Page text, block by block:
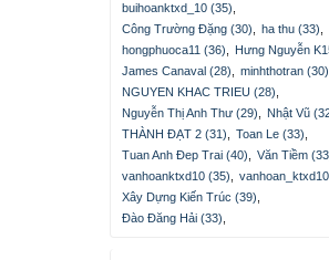
buihoanktxd_10 (35)
Công Trường Đặng (30)
ha thu (33)
hongphuoca11 (36)
Hưng Nguyễn
James Canaval (28)
minhthotran (30)
NGUYEN KHAC TRIEU (28)
Nguyễn Thị Anh Thư (29)
Nhật Vũ
THÀNH ĐẠT 2 (31)
Toan Le (33)
Tuan Anh Đep Trai (40)
Văn Tiềm
vanhoanktxd10 (35)
Xây Dựng Kiến Trúc (39)
Đào Đăng Hải (33)